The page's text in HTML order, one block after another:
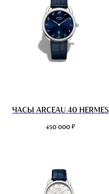
ЧАСЫ ARCEAU 40 HERMES
450 000 ₽